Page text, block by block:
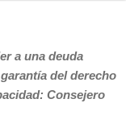
a una deuda
del derecho
Consejero